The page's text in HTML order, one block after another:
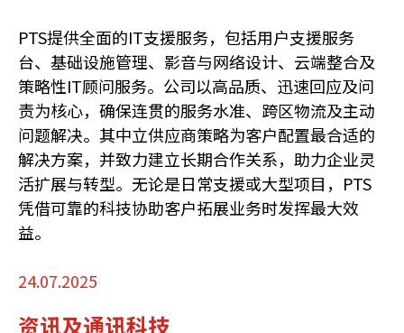
PTS提供全面的IT支援服务，包括用户支援服务
台、基础设施管理、影音与网络设计、云端整合及
策略性IT顾问服务。公司以高品质、迅速回应及问
责为核心，确保连贯的服务水准、跨区物流及主动
问题解决。其中立供应商策略为客户配置最合适的
解决方案，并致力建立长期合作关系，助力企业灵
活扩展与转型。无论是日常支援或大型项目，PTS
凭借可靠的科技协助客户拓展业务时发挥最大效
益。
24.07.2025
资讯及通讯科技